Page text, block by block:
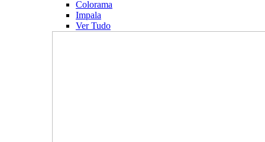
Colorama
Impala
Ver Tudo